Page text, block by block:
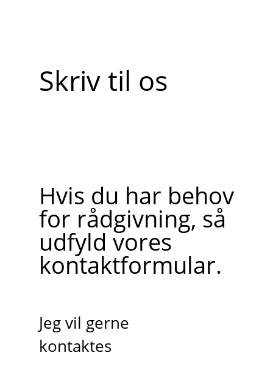
Skriv til os
Hvis du har behov
for rådgivning, så
udfyld vores
kontaktformular.
Jeg vil gerne
kontaktes